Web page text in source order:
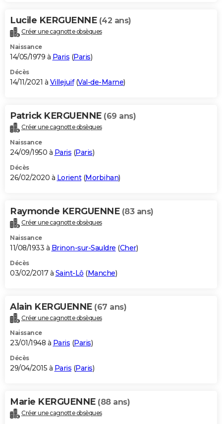
Carte de Noël
Carte Bonne année
Carte Saint-Valentin
Carte Pâques
Carte d'anniversaire
DICTIONNAIRE
Dictionnaire
Biographies
Citations
Expressions
Proverbes
PROGRAMME TV
S'inscrire
Se connecter
Lycées
Collèges
Primaires
Universités
Entreprises
Service militaire
Avis de recherche
AVIS DE DÉCÈS
Bricolage
Lifestyle
Culture
Sport
Auto
Television
Voyage
Cinema
Lucile KERGUENNE (42 ans)
Créer une cagnotte obsèques
Naissance
14/05/1979 à Paris (Paris)
Décès
14/11/2021 à Villejuif(Val-de-Marne)
Patrick KERGUENNE (69 ans)
Créer une cagnotte obsèques
Naissance
24/09/1950 à Paris (Paris)
Décès
26/02/2020 à Lorient(Morbihan)
Raymonde KERGUENNE (83 ans)
Créer une cagnotte obsèques
Naissance
11/08/1933 à Brinon-sur-Sauldre (Cher)
Décès
03/02/2017 à Saint-Lô (Manche)
Alain KERGUENNE (67 ans)
Créer une cagnotte obsèques
Naissance
23/01/1948 à Paris (Paris)
Décès
29/04/2015 à Paris (Paris)
Marie KERGUENNE (88 ans)
Créer une cagnotte obsèques